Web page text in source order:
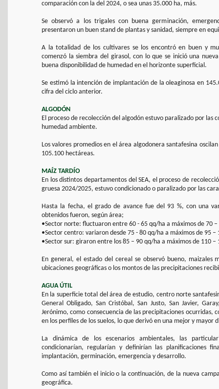
comparación con la del 2024, o sea unas 35.000 ha, más.
Se observó a los trigales con buena germinación,
presentaron un buen stand de plantas y sanidad, siempre en
A la totalidad de los cultivares se los encontró en buen y
comenzó la siembra del girasol, con lo que se inició una
buena disponibilidad de humedad en el horizonte superficial.
Se estimó la intención de implantación de la oleaginosa en
cifra del ciclo anterior.
ALGODÓN
El proceso de recolección del algodón estuvo paralizado por las
humedad ambiente.
Los valores promedios en el área algodonera santafesina
105.100 hectáreas.
MAÍZ TARDÍO
En los distintos departamentos del SEA, el proceso de
gruesa 2024/2025, estuvo condicionado o paralizado por las
Hasta la fecha, el grado de avance fue del 93 %, con una
obtenidos fueron, según área;
•Sector norte: fluctuaron entre 60 - 65 qq/ha a máximos de 70
•Sector centro: variaron desde 75 - 80 qq/ha a máximos de 95 –
•Sector sur: giraron entre los 85 – 90 qq/ha a máximos de 110 –
En general, el estado del cereal se observó bueno, maizales
ubicaciones geográficas o los montos de las precipitaciones
AGUA ÚTIL
En la superficie total del área de estudio, centro norte
General Obligado, San Cristóbal, San Justo, San Javier,
Jerónimo, como consecuencia de las precipitaciones
en los perfiles de los suelos, lo que derivó en una mejor y mayor
La dinámica de los escenarios ambientales, las
condicionarían, regularían y definirían las planificaciones
implantación, germinación, emergencia y desarrollo.
Como así también el inicio o la continuación, de la nueva
geográfica.